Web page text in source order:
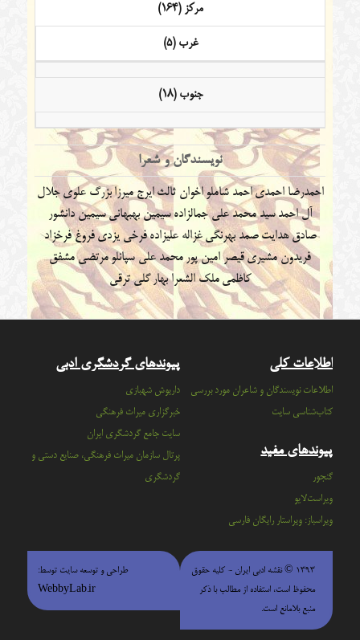
مرکز (164)
غرب (5)
جنوب (18)
نویسندگان و شعرا
احمدرضا احمدیاحمد شاملو اخوان ثالثایرج میرزابزرگ علوی جلال
آل احمدسید محمد علی جمالزادهسیمین بهبهانیسیمین دانشور
صادق هدایتصمد بهرنگی غزاله علیزادهفرخی یزدی فروغ فرخزاد
فریدون مشیری قیصر امین پورمحمد علی سپانلومرتضی مشفق
کاظمی ملک الشعرا بهار گلی ترقی
اطلاعات کلی
اطلاعات نویسندگان و شاعران مورد بررسی
کتاب‌شناسی سایت
پیوندهای مفید
گنجور
ویراست‌لایو
ویراسباز: ویراستار رایگان فارسی
پیوندهای گردشگری ادبی
داریوش شهبازی
خبرگزاری میراث فرهنگی
سايت جامع گردشگري ايران
پرتال سازمان ميراث فرهنگي، صنايع دستي و
گردشگري
۱۳۹۳ © نقشه ادبی ایران - كليه حقوق
محفوظ است، استفاده از مطالب با ذكر
منبع بلامانع است.
طراحی و توسعه سایت توسط:
WebbyLab.ir